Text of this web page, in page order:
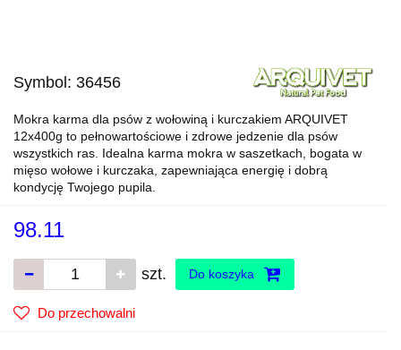
Symbol: 36456
Mokra karma dla psów z wołowiną i kurczakiem ARQUIVET
12x400g to pełnowartościowe i zdrowe jedzenie dla psów
wszystkich ras. Idealna karma mokra w saszetkach, bogata w
mięso wołowe i kurczaka, zapewniająca energię i dobrą
kondycję Twojego pupila.
98.11
szt. Do koszyka
Do przechowalni